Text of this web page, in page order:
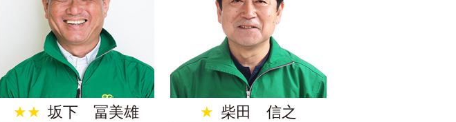
★★ 坂下 冨美雄 ★ 柴田 信之